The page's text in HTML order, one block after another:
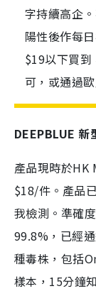
字持續高企
陽性後作每
$19以下買
可，或通過
DEEPBLUE 新
產品現時於HK
$18/件。產品
我檢測。準確
99.8%，已經
種毒株，包括
樣本，15分鐘